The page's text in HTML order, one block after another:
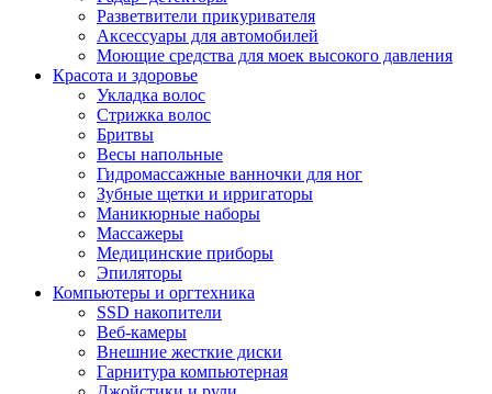
Разветвители прикуривателя
Аксессуары для автомобилей
Моющие средства для моек высокого давления
Красота и здоровье
Укладка волос
Стрижка волос
Бритвы
Весы напольные
Гидромассажные ванночки для ног
Зубные щетки и ирригаторы
Маникюрные наборы
Массажеры
Медицинские приборы
Эпиляторы
Компьютеры и оргтехника
SSD накопители
Веб-камеры
Внешние жесткие диски
Гарнитура компьютерная